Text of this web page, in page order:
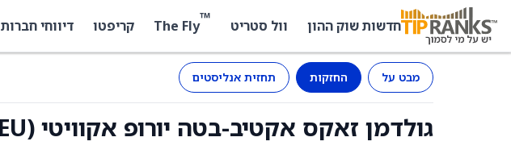
חדשות שוק ההון וול סטריט ™
The Fly קריפטו דיווחי חברות
מבט על החזקות תחזית אנליסטים
גולדמן זאקס אקטיב-בטה יורופ אקוויטי (GSEU) - החזקות